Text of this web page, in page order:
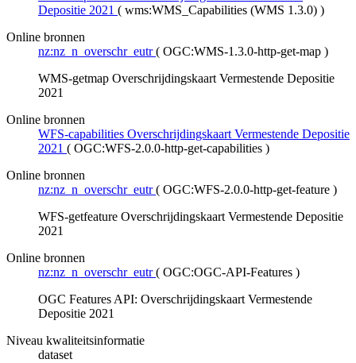
Depositie 2021 ( wms:WMS_Capabilities (WMS 1.3.0) )
Online bronnen
nz:nz_n_overschr_eutr ( OGC:WMS-1.3.0-http-get-map )
WMS-getmap Overschrijdingskaart Vermestende Depositie
2021
Online bronnen
WFS-capabilities Overschrijdingskaart Vermestende Depositie
2021 ( OGC:WFS-2.0.0-http-get-capabilities )
Online bronnen
nz:nz_n_overschr_eutr ( OGC:WFS-2.0.0-http-get-feature )
WFS-getfeature Overschrijdingskaart Vermestende Depositie
2021
Online bronnen
nz:nz_n_overschr_eutr ( OGC:OGC-API-Features )
OGC Features API: Overschrijdingskaart Vermestende
Depositie 2021
Niveau kwaliteitsinformatie
dataset